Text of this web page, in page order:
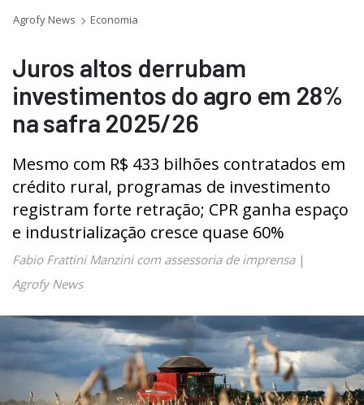
Agrofy News Economia
Juros altos derrubam
investimentos do agro em 28%
na safra 2025/26
Mesmo com R$ 433 bilhões contratados em
crédito rural, programas de investimento
registram forte retração; CPR ganha espaço
e industrialização cresce quase 60%
Fabio Frattini Manzini com assessoria de imprensa|
Agrofy News